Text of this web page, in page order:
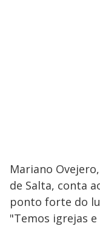
Mariano
de Salta, conta
ponto forte do
"Temos igrejas